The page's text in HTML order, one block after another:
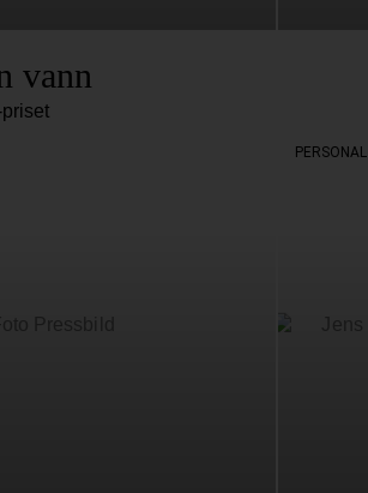
vann
PERSONAL